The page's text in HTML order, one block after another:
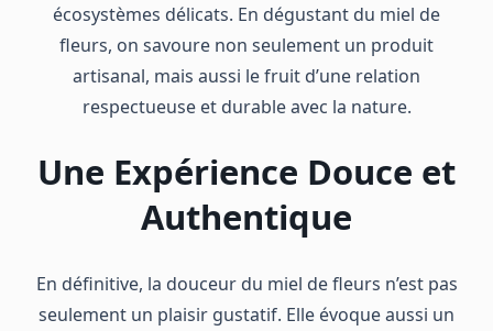
écosystèmes délicats. En dégustant du miel de
fleurs, on savoure non seulement un produit
artisanal, mais aussi le fruit d’une relation
respectueuse et durable avec la nature.
Une Expérience Douce et
Authentique
En définitive, la douceur du miel de fleurs n’est pas
seulement un plaisir gustatif. Elle évoque aussi un